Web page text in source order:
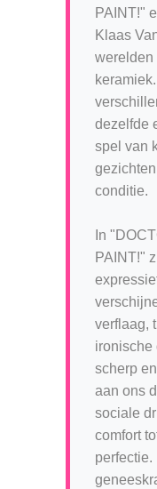
PAINT!"
Klaas
werelden
dezelfde
spel van
conditie.
In
PAINT!"
verflaag,
ironische
scherp
aan ons
sociale
comfort